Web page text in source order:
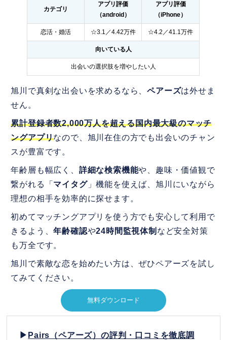
カテゴリ
アプリ評価
（android）
アプリ評価
（iPhone）
恋活・婚活 ☆3.1／4.42万件 ☆4.2／41.1万件
向いている人
出会いの選択肢を増やしたい人
旭川で真剣な出会いを求めるなら、ペアーズは外せま
せん。
累計登録者数2,000万人を超える国内最大級のマッチ
ングアプリなので、旭川在住の方でも出会いのチャン
スが豊富です。
年齢層も幅広く、 詳細な検索機能や、趣味・価値観で
繋がれる「 マイタグ」機能を使えば、旭川にいながら
理想の相手を効率的に探せます。
初めてマッチングアプリを使う方でも安心して利用で
きるよう、年齢確認や24時間監視体制 など安全対策
も万全です。
旭川で素敵な恋を始めたい方は、ぜひペアーズを試し
てみてください。
無料ダウンロード
▶ Pairs（ペアーズ）の評判・口コミを徹底調